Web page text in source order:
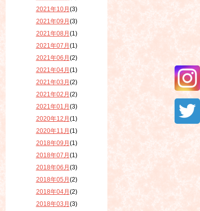
2021年10月 (3)
2021年09月 (3)
2021年08月 (1)
2021年07月 (1)
2021年06月 (2)
2021年04月 (1)
2021年03月 (2)
2021年02月 (2)
2021年01月 (3)
2020年12月 (1)
2020年11月 (1)
2018年09月 (1)
2018年07月 (1)
2018年06月 (3)
2018年05月 (2)
2018年04月 (2)
2018年03月 (3)